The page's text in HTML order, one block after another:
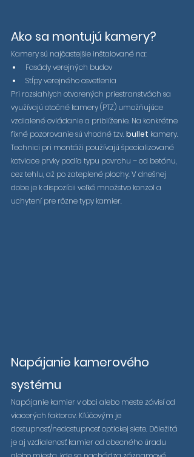
Ako sa montujú kamery?
Kamery sú najčastejšie inštalované na:
Fasády verejných budov
Stĺpy verejného osvetlenia
Pri rozsiahlych otvorených priestranstvách sa
využívajú otočné kamery (PTZ) umožňujúce
vzdialené ovládanie a priblíženie. Na konkrétne
fixné pozorovanie sú vhodné tzv. bullet kamery.
Technici pri montáži používajú špecializované
kotviace prvky podľa typu povrchu – od betónu,
cez tehlu, až po zateplené plochy. V dnešnej
dobe je k dispozícii veľké množstvo konzol a
uchytení pre rôzne typy kamier.
Napájanie kamerového
systému
Napájanie kamier v obci alebo meste závisí od
viacerých faktorov. Kľúčovým je
dostupnosť/nedostupnosť optickej siete. Dôležitá
je aj vzdialenosť kamier od obecného úradu